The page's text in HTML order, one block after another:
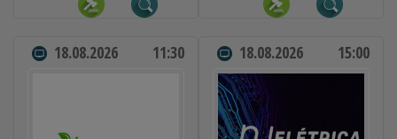
18.08.2026 11:30 18.08.2026 15:00